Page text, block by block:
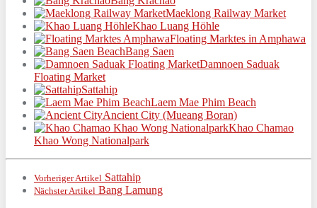
Maeklong Railway Market
Khao Luang Höhle
Floating Marktes in Amphawa
Bang Saen
Damnoen Saduak
Floating Market
Sattahip
Laem Mae Phim Beach
Ancient City (Mueang Boran)
Khao Chamao
Khao Wong Nationalpark
Vorheriger Artikel Sattahip
Nächster Artikel Bang Lamung